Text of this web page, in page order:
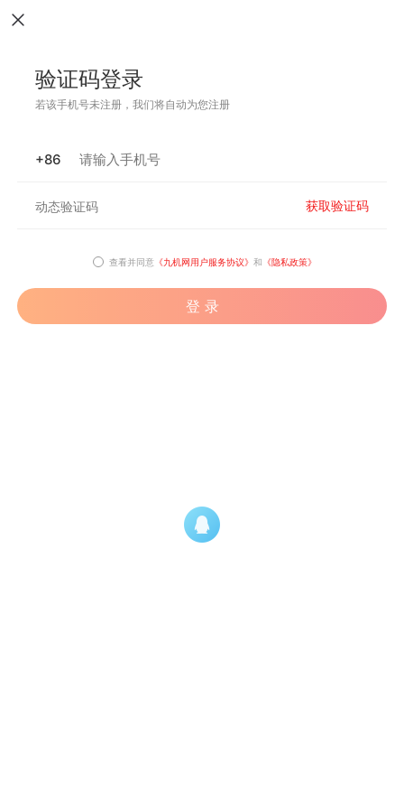
验证码登录
若该手机号未注册，我们将自动为您注册
+86
获取验证码
查看并同意 《九机网用户服务协议》 和 《隐私政策》
登 录